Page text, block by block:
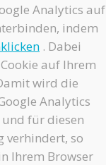
Analytics auf
indem
. Dabei
auf Ihrem
wird die
Analytics
für diesen
verhindert, so
Ihrem Browser